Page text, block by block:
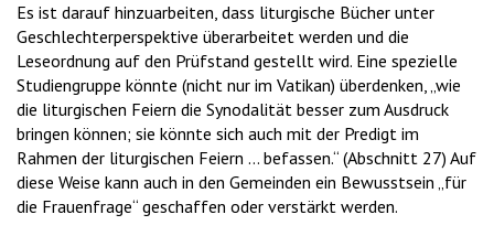
Es ist darauf hinzuarbeiten, dass liturgische Bücher unter
Geschlechterperspektive überarbeitet werden und die
Leseordnung auf den Prüfstand gestellt wird. Eine spezielle
Studiengruppe könnte (nicht nur im Vatikan) überdenken, „wie
die liturgischen Feiern die Synodalität besser zum Ausdruck
bringen können; sie könnte sich auch mit der Predigt im
Rahmen der liturgischen Feiern … befassen.“ (Abschnitt 27) Auf
diese Weise kann auch in den Gemeinden ein Bewusstsein „für
die Frauenfrage“ geschaffen oder verstärkt werden.